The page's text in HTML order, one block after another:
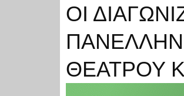
ΟΙ
ΘΕΑΤΡΟΥ